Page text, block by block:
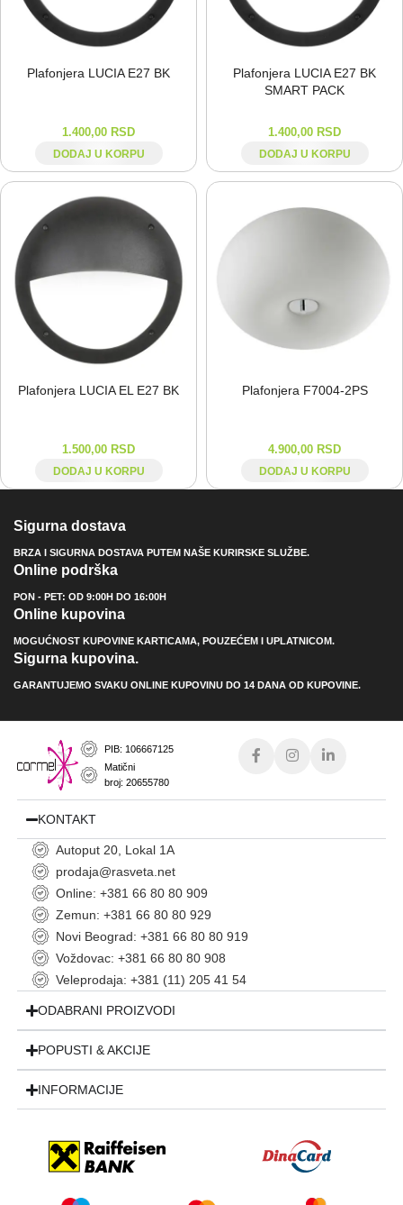
Plafonjera LUCIA E27 BK
1.400,00 RSD
DODAJ U KORPU
Plafonjera LUCIA E27 BK
SMART PACK
1.400,00 RSD
DODAJ U KORPU
Plafonjera LUCIA EL E27 BK
1.500,00 RSD
DODAJ U KORPU
Plafonjera F7004-⁠2PS
4.900,00 RSD
DODAJ U KORPU
Sigurna dostava
BRZA I SIGURNA DOSTAVA PUTEM NAŠE KURIRSKE SLUŽBE.
Online podrška
PON - PET: OD 9:00H DO 16:00H
Online kupovina
MOGUĆNOST KUPOVINE KARTICAMA, POUZEĆEM I UPLATNICOM.
Sigurna kupovina.
GARANTUJEMO SVAKU ONLINE KUPOVINU DO 14 DANA OD KUPOVINE.
PIB: 106667125
Matični
broj: 20655780
KONTAKT
Autoput 20, Lokal 1A
prodaja@rasveta.net
Online: +381 66 80 80 909
Zemun: +381 66 80 80 929
Novi Beograd: +381 66 80 80 919
Voždovac: +381 66 80 80 908
Veleprodaja: +381 (11) 205 41 54
ODABRANI PROIZVODI
POPUSTI & AKCIJE
INFORMACIJE